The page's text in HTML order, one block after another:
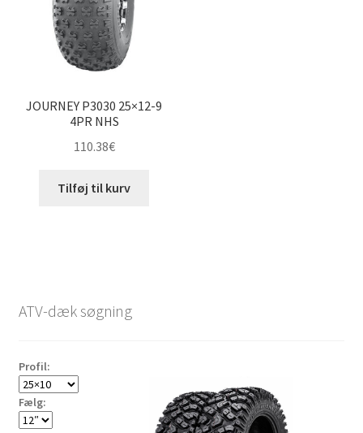
JOURNEY P3030 25×12-9
4PR NHS
110.38€
Tilføj til kurv
ATV-dæk søgning
Profil:
Fælg: